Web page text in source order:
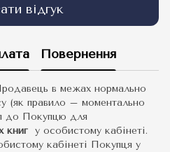
відгук
Повернення
в межах нормально
(як правило – моментально
до Покупцю для
книг у особистому кабінеті.
кабінеті Покупця у